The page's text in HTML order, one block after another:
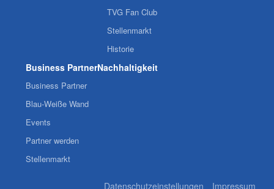
TVG Fan Club
Stellenmarkt
Historie
Business Partner
Business Partner
Blau-Weiße Wand
Events
Partner werden
Stellenmarkt
Nachhaltigkeit
Datenschutzeinstellungen Impressum